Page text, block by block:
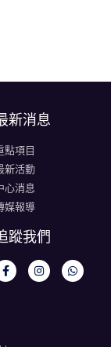
新消息
點項目
新活動
心消息
媒報導
蹤我們